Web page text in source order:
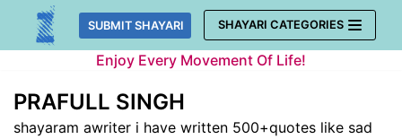
Skip
SUBMIT SHAYARI SHAYARI CATEGORIES
Enjoy Every Movement Of Life!
PRAFULL SINGH
shayaram awriter i have written 500+quotes like sad